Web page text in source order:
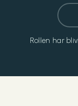
Rollen har